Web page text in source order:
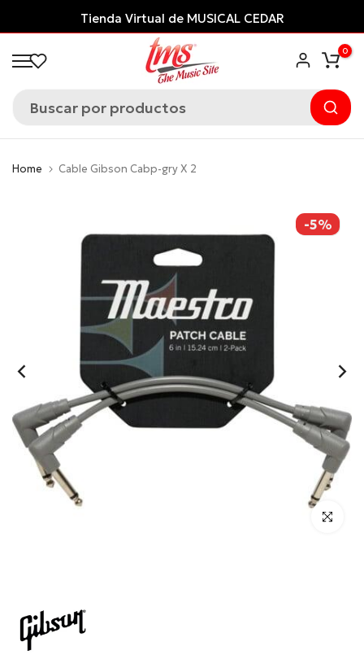
al
contenido
Tienda Virtual de MUSICAL CEDAR
0
Home Cable Gibson Cabp-gry X 2
-5%
Click para